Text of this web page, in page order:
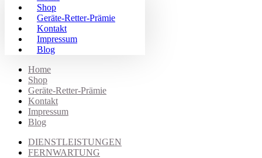
Shop
Geräte-Retter-Prämie
Kontakt
Impressum
Blog
Home
Shop
Geräte-Retter-Prämie
Kontakt
Impressum
Blog
DIENSTLEISTUNGEN
FERNWARTUNG